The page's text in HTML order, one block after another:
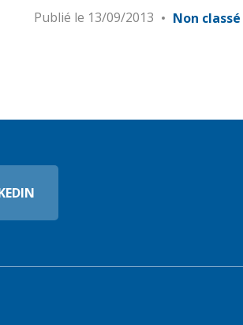
Publié le 13/09/2013 Non classé